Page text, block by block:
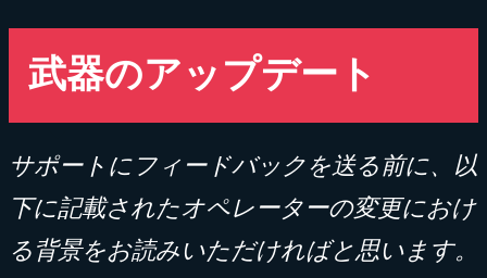
武器のアップデート
サポートにフィードバックを送る前に、以
下に記載されたオペレーターの変更におけ
る背景をお読みいただければと思います。